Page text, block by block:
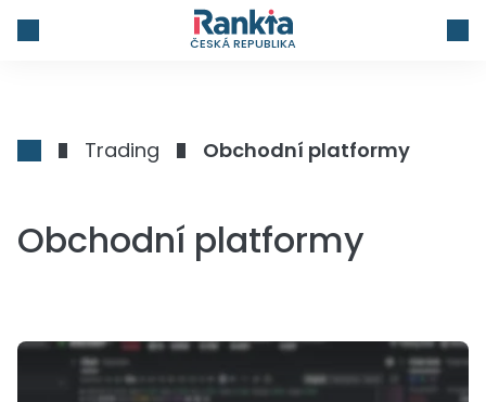
ČESKÁ REPUBLIKA
Trading Obchodní platformy
Obchodní platformy